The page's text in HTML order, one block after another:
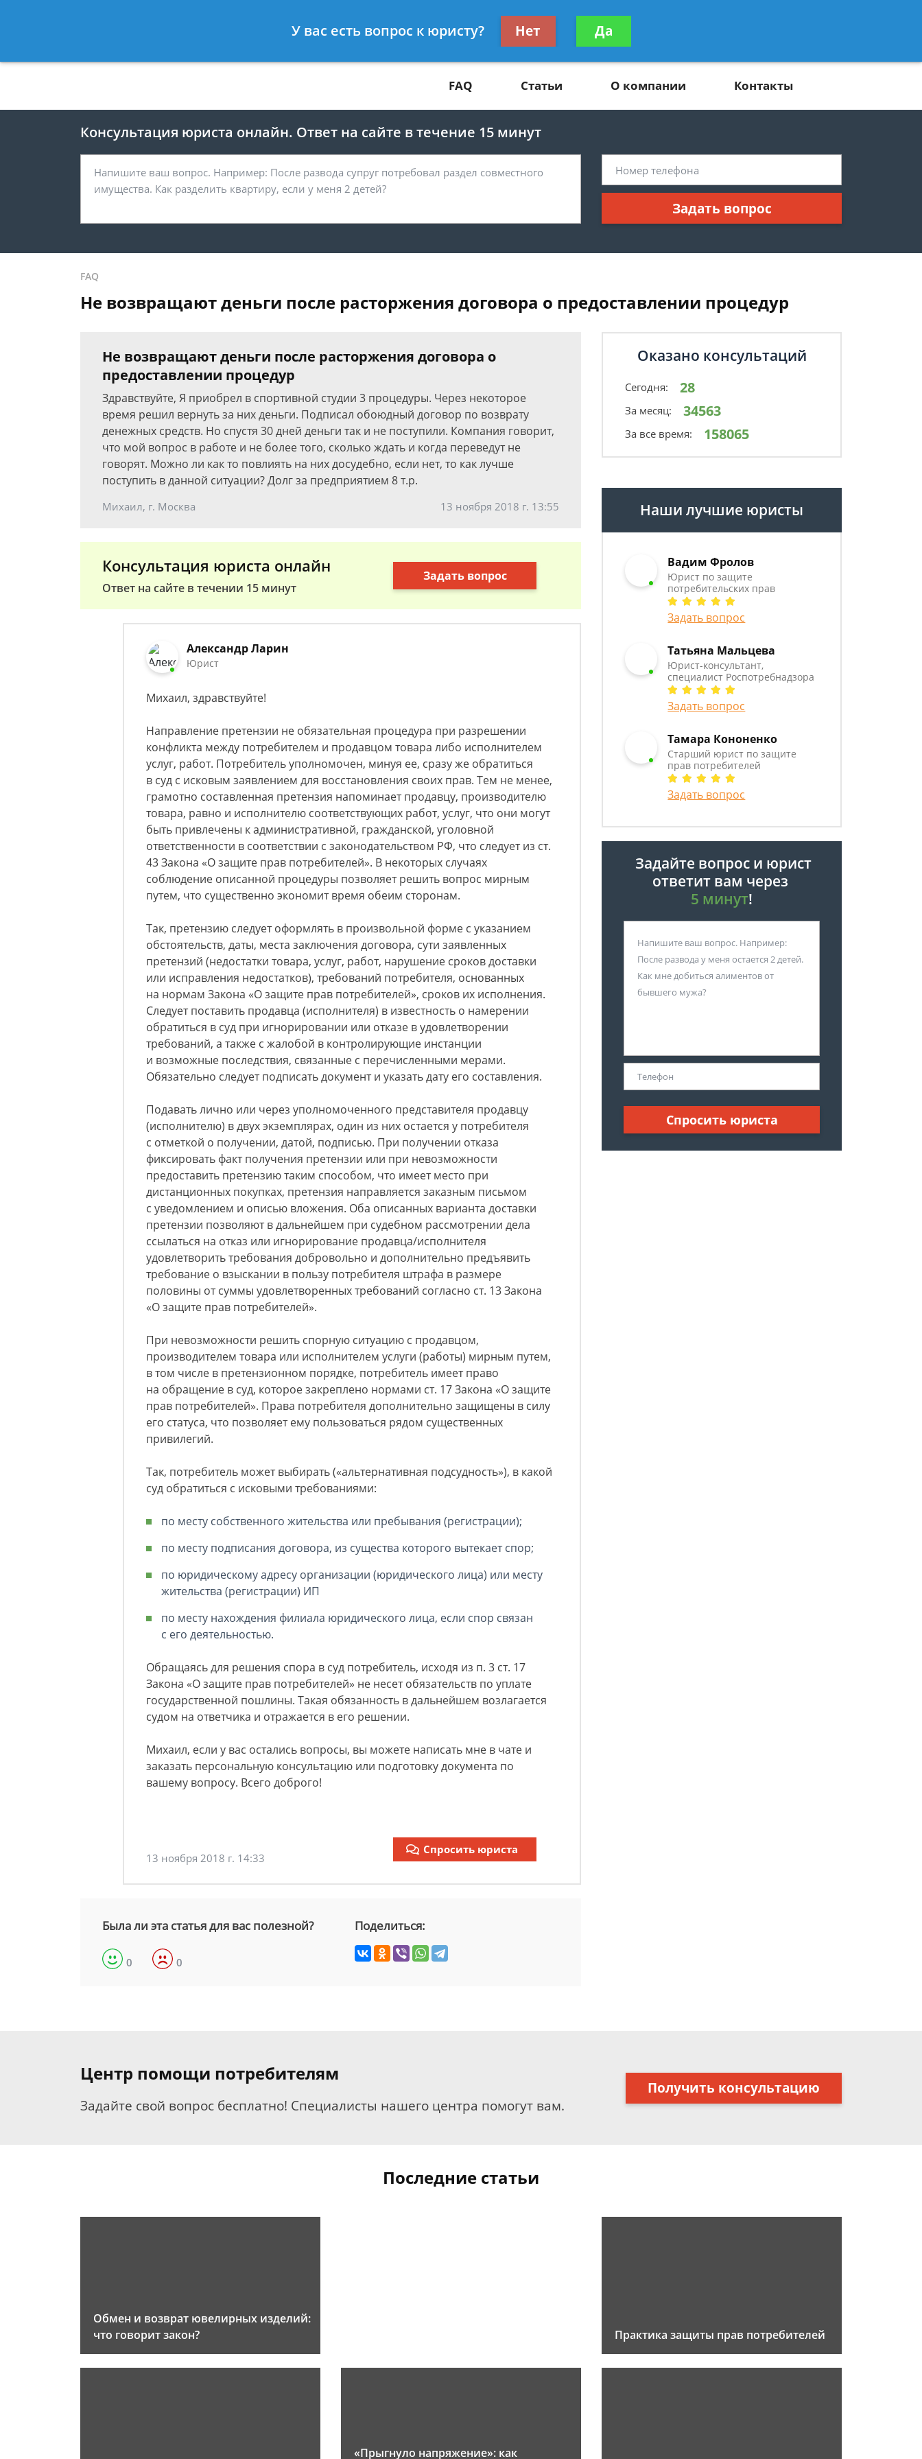
8 812 425-67-81
Получите консультацию
бесплатно
FAQ Статьи О компании Контакты
Консультация юриста онлайн. Ответ на сайте в течение 15 минут
Задать вопрос
FAQ
Не возвращают деньги после расторжения договора о предоставлении процедур
Не возвращают деньги после расторжения договора о
предоставлении процедур
Здравствуйте, Я приобрел в спортивной студии 3 процедуры. Через некоторое
время решил вернуть за них деньги. Подписал обоюдный договор по возврату
денежных средств. Но спустя 30 дней деньги так и не поступили. Компания говорит,
что мой вопрос в работе и не более того, сколько ждать и когда переведут не
говорят. Можно ли как то повлиять на них досудебно, если нет, то как лучше
поступить в данной ситуации? Долг за предприятием 8 т.р.
Михаил, г. Москва 13 ноября 2018 г. 13:55
Консультация юриста онлайн
Ответ на сайте в течении 15 минут
Задать вопрос
Александр Ларин
Юрист
Михаил, здравствуйте!
Направление претензии не обязательная процедура при разрешении
конфликта между потребителем и продавцом товара либо исполнителем
услуг, работ. Потребитель уполномочен, минуя ее, сразу же обратиться
в суд с исковым заявлением для восстановления своих прав. Тем не менее,
грамотно составленная претензия напоминает продавцу, производителю
товара, равно и исполнителю соответствующих работ, услуг, что они могут
быть привлечены к административной, гражданской, уголовной
ответственности в соответствии с законодательством РФ, что следует из ст.
43 Закона «О защите прав потребителей». В некоторых случаях
соблюдение описанной процедуры позволяет решить вопрос мирным
путем, что существенно экономит время обеим сторонам.
Так, претензию следует оформлять в произвольной форме с указанием
обстоятельств, даты, места заключения договора, сути заявленных
претензий (недостатки товара, услуг, работ, нарушение сроков доставки
или исправления недостатков), требований потребителя, основанных
на нормам Закона «О защите прав потребителей», сроков их исполнения.
Следует поставить продавца (исполнителя) в известность о намерении
обратиться в суд при игнорировании или отказе в удовлетворении
требований, а также с жалобой в контролирующие инстанции
и возможные последствия, связанные с перечисленными мерами.
Обязательно следует подписать документ и указать дату его составления.
Подавать лично или через уполномоченного представителя продавцу
(исполнителю) в двух экземплярах, один из них остается у потребителя
с отметкой о получении, датой, подписью. При получении отказа
фиксировать факт получения претензии или при невозможности
предоставить претензию таким способом, что имеет место при
дистанционных покупках, претензия направляется заказным письмом
с уведомлением и описью вложения. Оба описанных варианта доставки
претензии позволяют в дальнейшем при судебном рассмотрении дела
ссылаться на отказ или игнорирование продавца/исполнителя
удовлетворить требования добровольно и дополнительно предъявить
требование о взыскании в пользу потребителя штрафа в размере
половины от суммы удовлетворенных требований согласно ст. 13 Закона
«О защите прав потребителей».
При невозможности решить спорную ситуацию с продавцом,
производителем товара или исполнителем услуги (работы) мирным путем,
в том числе в претензионном порядке, потребитель имеет право
на обращение в суд, которое закреплено нормами ст. 17 Закона «О защите
прав потребителей». Права потребителя дополнительно защищены в силу
его статуса, что позволяет ему пользоваться рядом существенных
привилегий.
Так, потребитель может выбирать («альтернативная подсудность»), в какой
суд обратиться с исковыми требованиями:
по месту собственного жительства или пребывания (регистрации);
по месту подписания договора, из существа которого вытекает спор;
по юридическому адресу организации (юридического лица) или месту
жительства (регистрации) ИП
по месту нахождения филиала юридического лица, если спор связан
с его деятельностью.
Обращаясь для решения спора в суд потребитель, исходя из п. 3 ст. 17
Закона «О защите прав потребителей» не несет обязательств по уплате
государственной пошлины. Такая обязанность в дальнейшем возлагается
судом на ответчика и отражается в его решении.
Михаил, если у вас остались вопросы, вы можете написать мне в чате и
заказать персональную консультацию или подготовку документа по
вашему вопросу. Всего доброго!
13 ноября 2018 г. 14:33
Спросить юриста
Была ли эта статья для вас полезной?
0 0
Поделиться:
Оказано консультаций
Сегодня: 28
За месяц: 34563
За все время: 158065
Наши лучшие юристы
Вадим Фролов
Юрист по защите
потребительских прав
Задать вопрос
Татьяна Мальцева
Юрист-консультант,
специалист Роспотребнадзора
Задать вопрос
Тамара Кононенко
Старший юрист по защите
прав потребителей
Задать вопрос
Задайте вопрос и юрист
ответит вам через
5 минут!
Спросить юриста
Центр помощи потребителям
Задайте свой вопрос бесплатно! Специалисты нашего центра помогут вам.
Получить консультацию
Последние статьи
Обмен и возврат ювелирных изделий:
что говорит закон?
Практика защиты прав потребителей
«Прыгнуло напряжение»: как
У вас есть вопрос к юристу? Нет Да